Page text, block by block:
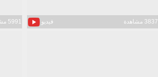
فيديو 3837 مشاهدة 5991 مشاهدة